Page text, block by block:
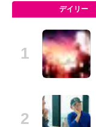
デイリー